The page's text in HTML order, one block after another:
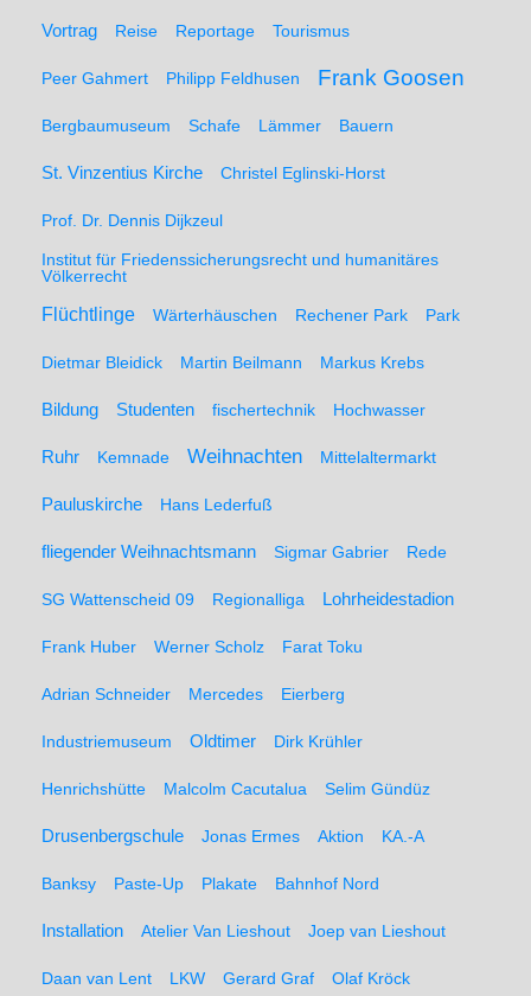
Vortrag Reise Reportage Tourismus
Peer Gahmert Philipp Feldhusen Frank Goosen
Bergbaumuseum Schafe Lämmer Bauern
St. Vinzentius Kirche Christel Eglinski-Horst
Prof. Dr. Dennis Dijkzeul
Institut für Friedenssicherungsrecht und humanitäres
Völkerrecht
Flüchtlinge Wärterhäuschen Rechener Park Park
Dietmar Bleidick Martin Beilmann Markus Krebs
Bildung Studenten fischertechnik Hochwasser
Ruhr Kemnade Weihnachten Mittelaltermarkt
Pauluskirche Hans Lederfuß
fliegender Weihnachtsmann Sigmar Gabrier Rede
SG Wattenscheid 09 Regionalliga Lohrheidestadion
Frank Huber Werner Scholz Farat Toku
Adrian Schneider Mercedes Eierberg
Industriemuseum Oldtimer Dirk Krühler
Henrichshütte Malcolm Cacutalua Selim Gündüz
Drusenbergschule Jonas Ermes Aktion KA.-A
Banksy Paste-Up Plakate Bahnhof Nord
Installation Atelier Van Lieshout Joep van Lieshout
Daan van Lent LKW Gerard Graf Olaf Kröck